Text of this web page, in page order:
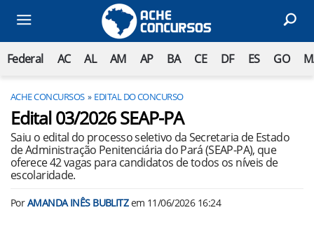
Federal AC AL AM AP BA CE DF ES GO
ACHE CONCURSOS EDITAL DO CONCURSO
Edital 03/2026 SEAP-PA
Saiu o edital do processo seletivo da Secretaria de Estado
de Administração Penitenciária do Pará (SEAP-PA), que
oferece 42 vagas para candidatos de todos os níveis de
escolaridade.
PorAMANDA INÊS BUBLITZem 11/06/2026 16:24